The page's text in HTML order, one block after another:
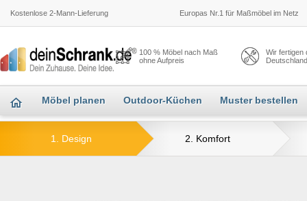
Kostenlose 2-Mann-Lieferung Europas Nr.1 für Maßmöbel im Netz
100 % Möbel nach Maß
ohne Aufpreis
Wir fertigen
Möbel planen Outdoor-Küchen Muster bestellen
2. Komfort
1. Design